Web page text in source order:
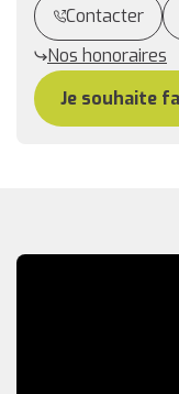
Contacter
Nos honoraires
Je souhaite